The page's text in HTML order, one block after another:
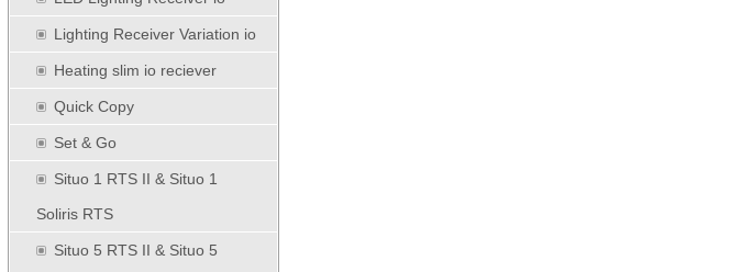
Lighting Receiver Variation io
Heating slim io reciever
Quick Copy
Set & Go
Situo 1 RTS II & Situo 1
Soliris RTS
Situo 5 RTS II & Situo 5